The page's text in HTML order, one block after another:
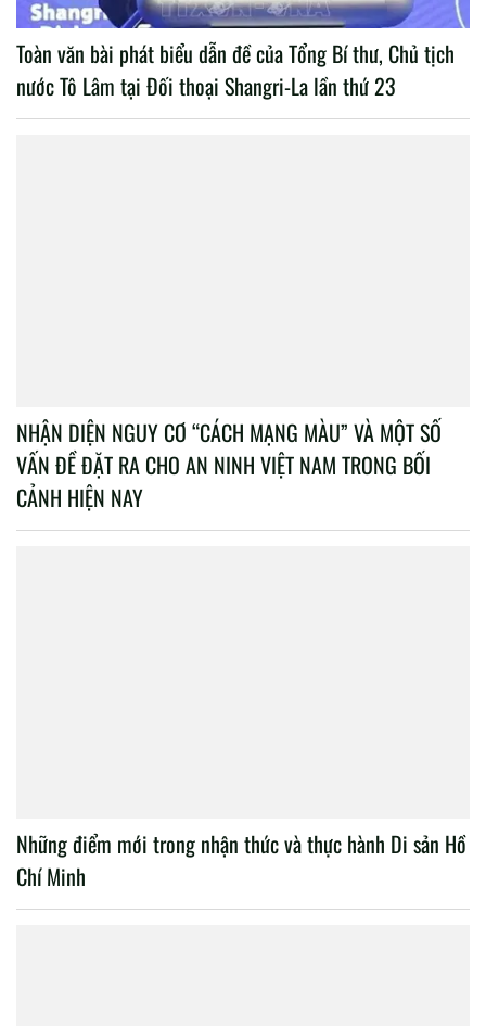
Toàn văn bài phát biểu dẫn đề của Tổng Bí thư, Chủ tịch
nước Tô Lâm tại Đối thoại Shangri-La lần thứ 23
NHẬN DIỆN NGUY CƠ “CÁCH MẠNG MÀU” VÀ MỘT SỐ
VẤN ĐỀ ĐẶT RA CHO AN NINH VIỆT NAM TRONG BỐI
CẢNH HIỆN NAY
Những điểm mới trong nhận thức và thực hành Di sản Hồ
Chí Minh